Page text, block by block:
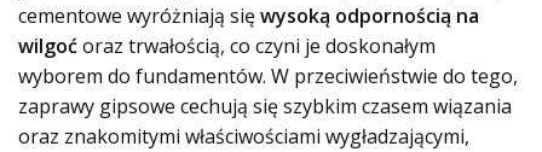
cementowe wyróżniają sięwysoką odpornością na
wilgoćoraz trwałością, co czyni je doskonałym
wyborem do fundamentów. W przeciwieństwie do tego,
zaprawy gipsowe cechują się szybkim czasem wiązania
oraz znakomitymi właściwościami wygładzającymi,